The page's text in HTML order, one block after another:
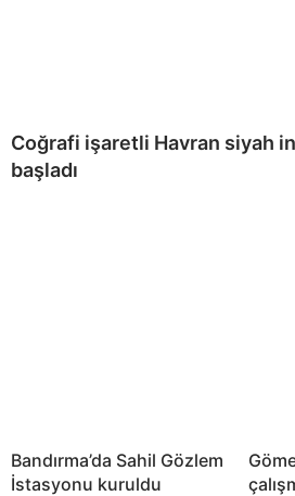
Coğrafi işaretli Havran siyah
başladı
Bandırma’da Sahil Gözlem
İstasyonu kuruldu